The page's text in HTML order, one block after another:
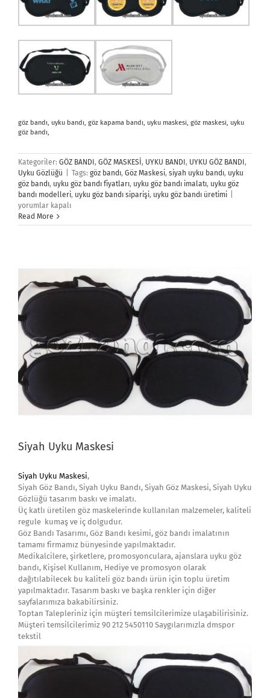
göz bandı, uyku bandı, göz kapama bandı, uyku maskesi, göz maskesi, uyku
göz bandı,
Kategoriler: GÖZ BANDI, GÖZ MASKESİ, UYKU BANDI, UYKU GÖZ BANDI,
Uyku Gözlüğü
Tags: göz bandı, Göz Maskesi, siyah uyku bandı, uyku
göz bandı, uyku göz bandı fiyatları, uyku göz bandı imalatı, uyku göz
bandı modelleri, uyku göz bandı siparişi, uyku göz bandı üretimi
için
yorumlar kapalı
Read More
Siyah Uyku Maskesi
Siyah Uyku Maskesi,
Siyah Göz Bandı, Siyah Uyku Bandı, Siyah Göz Maskesi, Siyah Uyku
Gözlüğü tasarım baskı ve imalatı.
Üç katlı üretilen göz maskelerinde kullanılan malzemeler, kaliteli
regule kumaş ve iç dolgudur.
Göz Bandı Tasarımı, Göz Bandı kesimi, göz bandı imalatının
tamamı firmamız bünyesinde yapılmaktadır.
Medikalcilere, şirketlere, promosyonculara, ajanslara uyku göz
bandı, Kişisel Kullanım, Hediye ve promosyon olarak
dağıtılabilecek bu kaliteli göz bandı ürün için toplu üretim
yapılmaktadır. Tasarım baskı ve başka renkler için diğer
sayfalarımıza bakabilirsiniz.
Toptan Talepleriniz için müşteri temsilcilerimize ulaşabilirisiniz.
Müşteri temsilcilerimiz 90 212 5450110 Saygılarımızla dmspor
tekstil